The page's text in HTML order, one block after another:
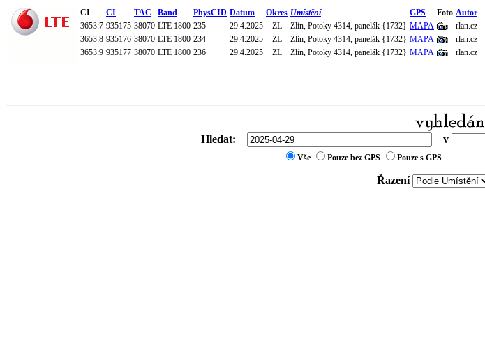
CI CI TAC Band PhysCID Datum Okres Umístění GPS Foto Autor
3653:7 935175 38070 LTE 1800 235 29.4.2025 ZL Zlín, Potoky 4314, panelák {1732} MAPA
rlan.cz
3653:8 935176 38070 LTE 1800 234 29.4.2025 ZL Zlín, Potoky 4314, panelák {1732} MAPA
rlan.cz
3653:9 935177 38070 LTE 1800 236 29.4.2025 ZL Zlín, Potoky 4314, panelák {1732} MAPA rlan.cz
Hledat: v
Vše Pouze bez GPS Pouze s GPS
Řazení